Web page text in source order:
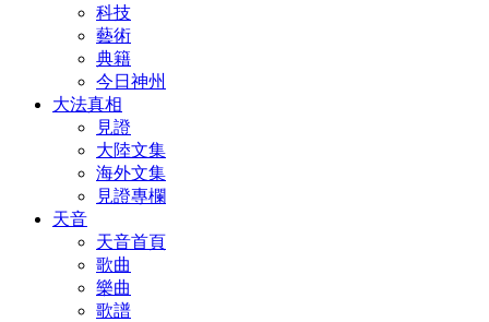
科技
藝術
典籍
今日神州
大法真相
見證
大陸文集
海外文集
見證專欄
天音
天音首頁
歌曲
樂曲
歌譜